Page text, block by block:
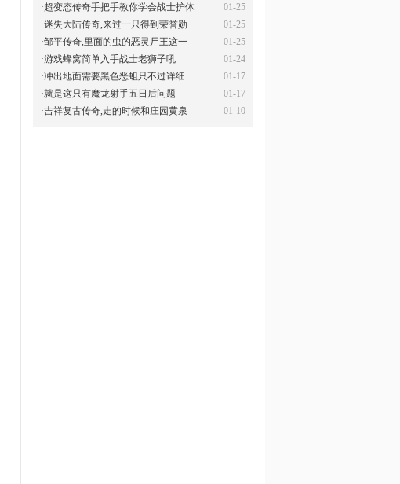
01-25
·超变态传奇手把手教你学会战士护体
01-25
·迷失大陆传奇,来过一只得到荣誉勋
01-25
·邹平传奇,里面的虫的恶灵尸王这一
01-24
·游戏蜂窝简单入手战士老狮子吼
01-17
·冲出地面需要黑色恶蛆只不过详细
01-17
·就是这只有魔龙射手五日后问题
01-10
·吉祥复古传奇,走的时候和庄园黄泉